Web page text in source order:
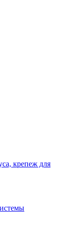
крепеж для